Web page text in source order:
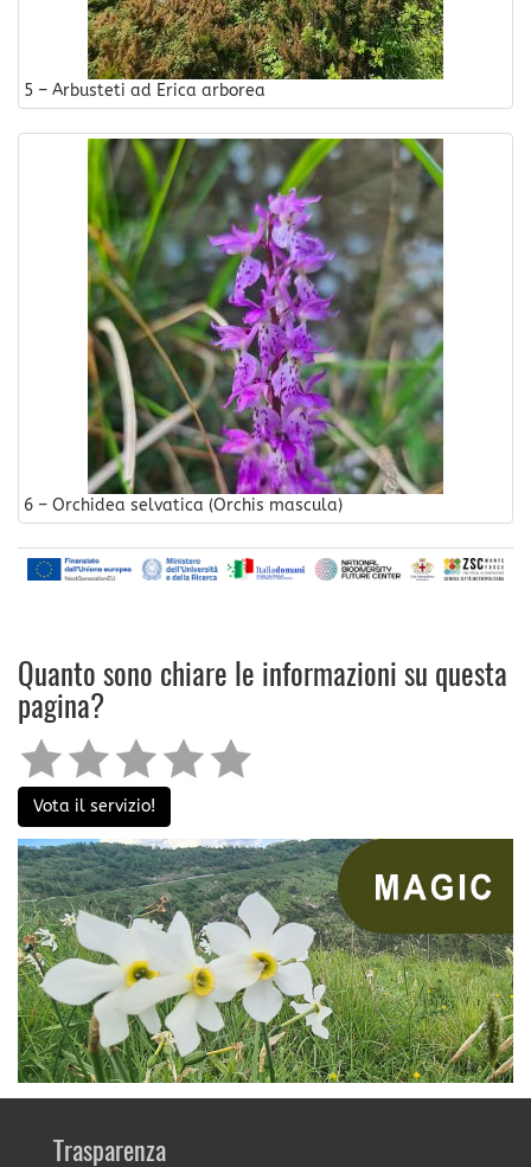
5 – Arbusteti ad Erica arborea
6 – Orchidea selvatica (Orchis mascula)
Quanto sono chiare le informazioni su questa
pagina?
Vota il servizio!
Trasparenza